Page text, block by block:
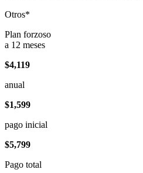
Otros*
Plan forzoso
a 12 meses
$4,119
anual
$1,599
pago inicial
$5,799
Pago total